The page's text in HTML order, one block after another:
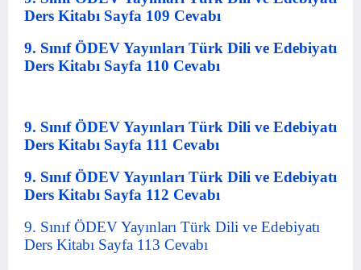
Ders Kitabı Sayfa 109 Cevabı
9. Sınıf ÖDEV Yayınları Türk Dili ve Edebiyatı
Ders Kitabı Sayfa 110 Cevabı
9. Sınıf ÖDEV Yayınları Türk Dili ve Edebiyatı
Ders Kitabı Sayfa 111 Cevabı
9. Sınıf ÖDEV Yayınları Türk Dili ve Edebiyatı
Ders Kitabı Sayfa 112 Cevabı
9. Sınıf ÖDEV Yayınları Türk Dili ve Edebiyatı
Ders Kitabı Sayfa 113 Cevabı